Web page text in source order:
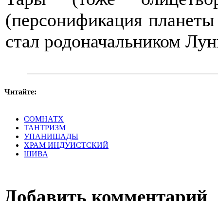
(персонификация
стал родоначальником
Читайте:
СОМНАТХ
ТАНТРИЗМ
УПАНИШАДЫ
ХРАМ ИНДУИСТСКИЙ
ШИВА
Добавить комментарий